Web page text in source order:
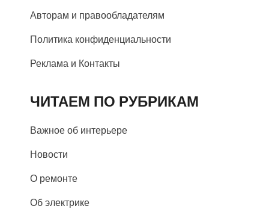
Авторам и правообладателям
Политика конфиденциальности
Реклама и Контакты
ЧИТАЕМ ПО РУБРИКАМ
Важное об интерьере
Новости
О ремонте
Об электрике